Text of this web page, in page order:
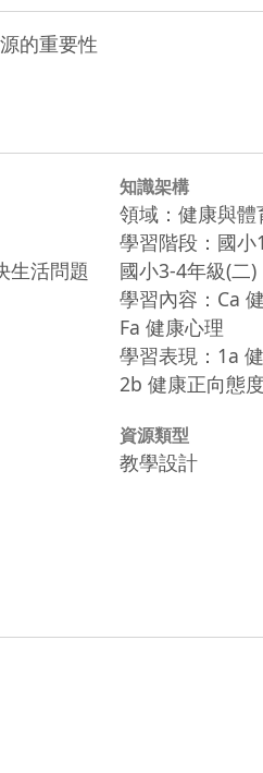
的重要性
生活問題
知識架構
領域：健康與體
學習階段：國小
國小3-4年級(二)
學習內容：Ca
Fa 健康心理
學習表現：1a
2b 健康正向態度
資源類型
教學設計